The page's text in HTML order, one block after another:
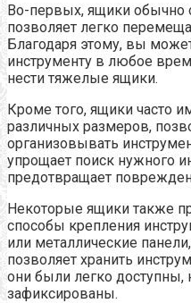
Во-первых, ящики обычно
позволяет легко
Благодаря этому, вы
инструменту в любое
нести тяжелые ящики.
Кроме того, ящики часто
различных размеров,
организовывать
упрощает поиск нужного
предотвращает
Некоторые ящики также
способы крепления
или металлические
позволяет хранить
они были легко
зафиксированы.